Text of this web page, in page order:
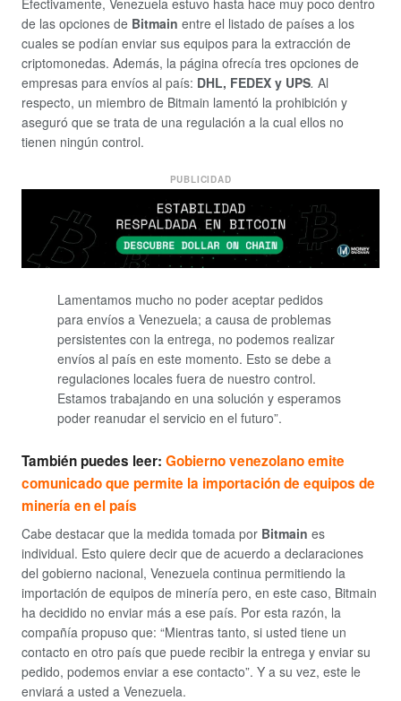
Efectivamente, Venezuela estuvo hasta hace muy poco dentro
de las opciones de Bitmain entre el listado de países a los
cuales se podían enviar sus equipos para la extracción de
criptomonedas. Además, la página ofrecía tres opciones de
empresas para envíos al país: DHL, FEDEX y UPS. Al
respecto, un miembro de Bitmain lamentó la prohibición y
aseguró que se trata de una regulación a la cual ellos no
tienen ningún control.
PUBLICIDAD
Lamentamos mucho no poder aceptar pedidos
para envíos a Venezuela; a causa de problemas
persistentes con la entrega, no podemos realizar
envíos al país en este momento. Esto se debe a
regulaciones locales fuera de nuestro control.
Estamos trabajando en una solución y esperamos
poder reanudar el servicio en el futuro”.
También puedes leer: Gobierno venezolano emite
comunicado que permite la importación de equipos de
minería en el país
Cabe destacar que la medida tomada por Bitmain es
individual. Esto quiere decir que de acuerdo a declaraciones
del gobierno nacional, Venezuela continua permitiendo la
importación de equipos de minería pero, en este caso, Bitmain
ha decidido no enviar más a ese país. Por esta razón, la
compañía propuso que: “Mientras tanto, si usted tiene un
contacto en otro país que puede recibir la entrega y enviar su
pedido, podemos enviar a ese contacto”. Y a su vez, este le
enviará a usted a Venezuela.